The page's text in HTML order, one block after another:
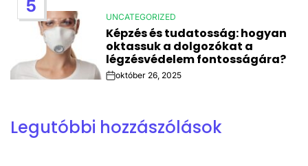
5
POSTED
IN
UNCATEGORIZED
Képzés és tudatosság: hogyan
oktassuk a dolgozókat a
légzésvédelem fontosságára?
Postoktóber 26, 2025
Legutóbbi hozzászólások